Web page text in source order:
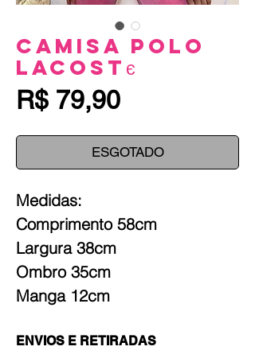
Camisa Polo
Lacostє
R$ 79,90Preço
ESGOTADO
Medidas:
Comprimento 58cm
Largura 38cm
Ombro 35cm
Manga 12cm
ENVIOS E RETIRADAS